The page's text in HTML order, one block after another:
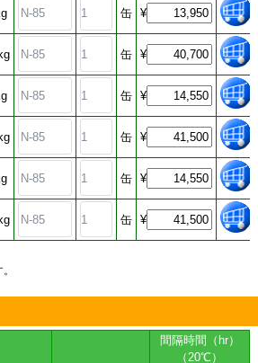
缶 ¥
缶 ¥
缶 ¥
缶 ¥
缶 ¥
缶 ¥
間隔時間（hr）
（20℃）